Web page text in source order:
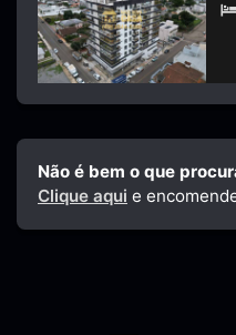
Não é bem o que
Clique aqui e